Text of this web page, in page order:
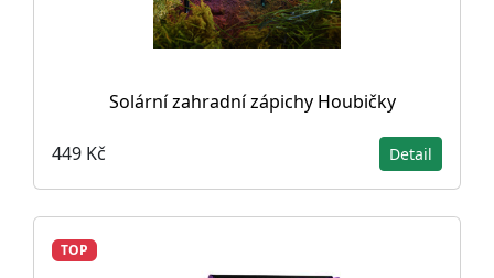
Solární zahradní zápichy Houbičky
449 Kč Detail
TOP